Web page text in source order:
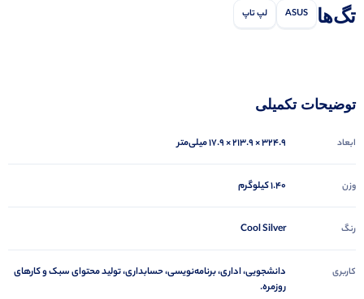
تگ‌ها ASUS لپ تاپ
توضیحات تکمیلی
ابعاد 324.9 × 213.9 × 17.9 میلی‌متر
وزن 1.40 کیلوگرم
رنگ Cool Silver
کاربری
دانشجویی، اداری، برنامه‌نویسی، حسابداری، تولید محتوای سبک و کارهای
روزمره.